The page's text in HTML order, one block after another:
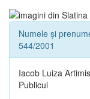
Numele și
544/2001
Iacob Luiza
Publicul